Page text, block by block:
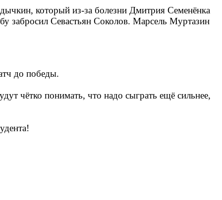
который из-за болезни Дмитрия Семенёнка
забросил Севастьян Соколов. Марсель Муртазин
до победы.
чётко понимать, что надо сыграть ещё сильнее,